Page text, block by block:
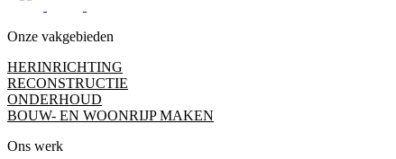
Onze vakgebieden
HERINRICHTING
RECONSTRUCTIE
ONDERHOUD
BOUW- EN WOONRIJP MAKEN
Ons werk